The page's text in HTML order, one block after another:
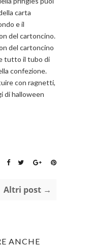
carta
e il
del cartoncino.
del cartoncino
tutto il tubo di
confezione.
con ragnetti,
di halloween
Altri post →
ANCHE